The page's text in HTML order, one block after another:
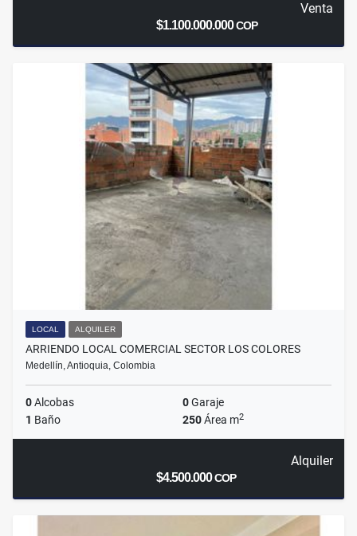
Venta
$1.100.000.000COP
LOCAL ALQUILER
ARRIENDO LOCAL COMERCIAL SECTOR LOS COLORES
Medellín, Antioquia, Colombia
0Alcobas 0Garaje
1 Baño 250Área m2
Alquiler
$4.500.000COP